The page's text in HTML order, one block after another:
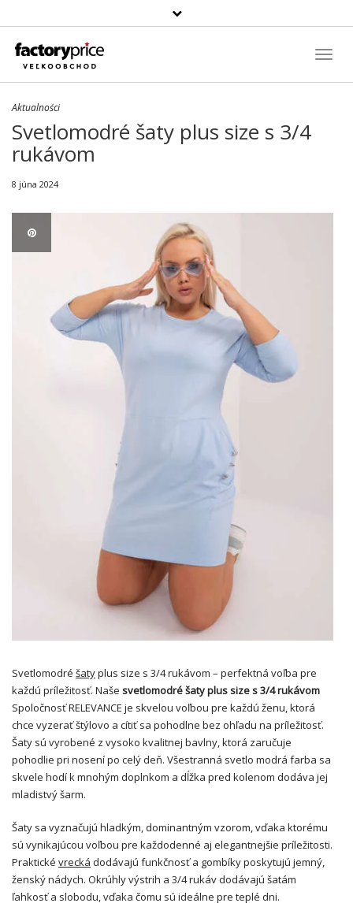
Szukaj
produktu
Aktualności
Svetlomodré šaty plus size s 3/4
rukávom
8 júna 2024
Svetlomodré šatyplus size s 3/4 rukávom – perfektná voľba pre
každú príležitosť. Naše svetlomodré šaty plus size s 3/4 rukávom
Spoločnosť RELEVANCE je skvelou voľbou pre každú ženu, ktorá
chce vyzerať štýlovo a cítiť sa pohodlne bez ohľadu na príležitosť.
Šaty sú vyrobené z vysoko kvalitnej bavlny, ktorá zaručuje
pohodlie pri nosení po celý deň. Všestranná svetlo modrá farba sa
skvele hodí k mnohým doplnkom a dĺžka pred kolenom dodáva jej
mladistvý šarm.
Šaty sa vyznačujú hladkým, dominantným vzorom, vďaka ktorému
sú vynikajúcou voľbou pre každodenné aj elegantnejšie príležitosti.
Praktické vrecká dodávajú funkčnosť a gombíky poskytujú jemný,
ženský nádych. Okrúhly výstrih a 3/4 rukáv dodávajú šatám
ľahkosť a slobodu, vďaka čomu sú ideálne pre teplé dni.